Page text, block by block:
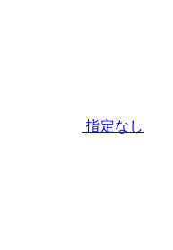
指定なし